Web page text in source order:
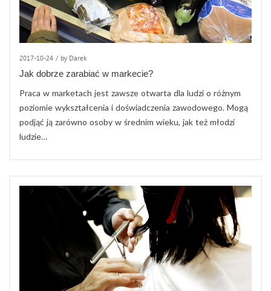
2017-10-24 / by Darek
Jak dobrze zarabiać w markecie?
Praca w marketach jest zawsze otwarta dla ludzi o różnym
poziomie wykształcenia i doświadczenia zawodowego. Mogą
podjąć ją zarówno osoby w średnim wieku, jak też młodzi
ludzie…